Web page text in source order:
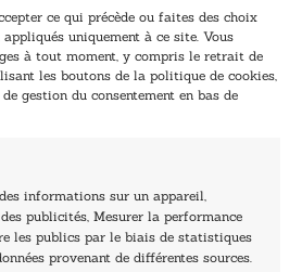
ce qui précède ou faites des choix
uniquement à ce site. Vous
à tout moment, y compris le retrait de
les boutons de la politique de cookies,
gestion du consentement en bas de
informations sur un appareil,
publicités, Mesurer la performance
les publics par le biais de statistiques
provenant de différentes sources.
m
a
i
l
*
a
i
l
MOI AU COURANT !
Paris